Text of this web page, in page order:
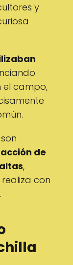
y
el campo,
acción de
,
con